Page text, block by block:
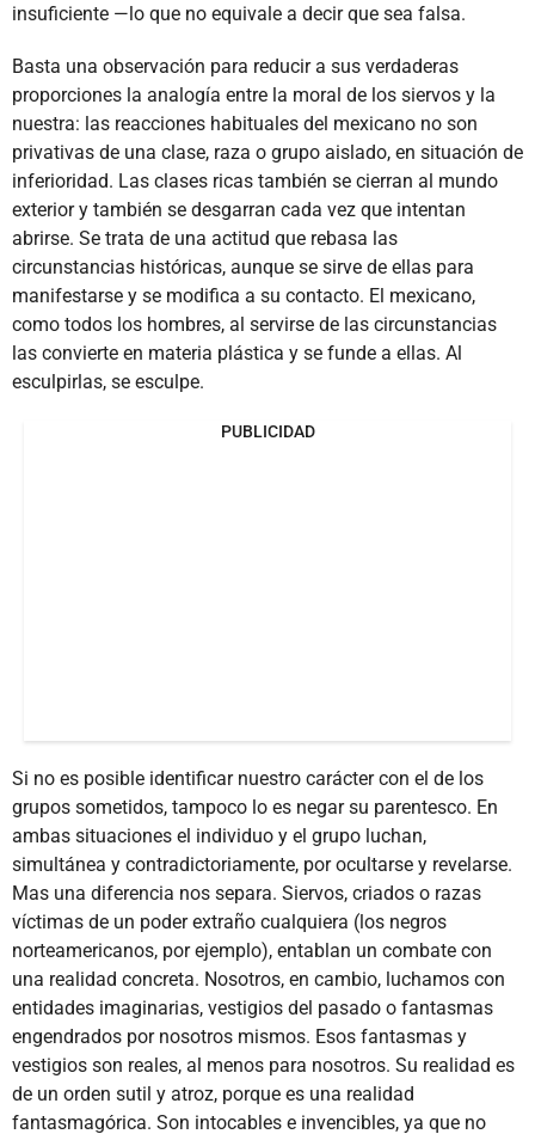
insuficiente —lo que no equivale a decir que sea falsa.
Basta una observación para reducir a sus verdaderas
proporciones la analogía entre la moral de los siervos y la
nuestra: las reacciones habituales del mexicano no son
privativas de una clase, raza o grupo aislado, en situación de
inferioridad. Las clases ricas también se cierran al mundo
exterior y también se desgarran cada vez que intentan
abrirse. Se trata de una actitud que rebasa las
circunstancias históricas, aunque se sirve de ellas para
manifestarse y se modifica a su contacto. El mexicano,
como todos los hombres, al servirse de las circunstancias
las convierte en materia plástica y se funde a ellas. Al
esculpirlas, se esculpe.
PUBLICIDAD
Si no es posible identificar nuestro carácter con el de los
grupos sometidos, tampoco lo es negar su parentesco. En
ambas situaciones el individuo y el grupo luchan,
simultánea y contradictoriamente, por ocultarse y revelarse.
Mas una diferencia nos separa. Siervos, criados o razas
víctimas de un poder extraño cualquiera (los negros
norteamericanos, por ejemplo), entablan un combate con
una realidad concreta. Nosotros, en cambio, luchamos con
entidades imaginarias, vestigios del pasado o fantasmas
engendrados por nosotros mismos. Esos fantasmas y
vestigios son reales, al menos para nosotros. Su realidad es
de un orden sutil y atroz, porque es una realidad
fantasmagórica. Son intocables e invencibles, ya que no